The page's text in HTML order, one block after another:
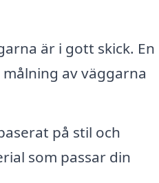
är i gott skick. En
av väggarna
på stil och
som passar din